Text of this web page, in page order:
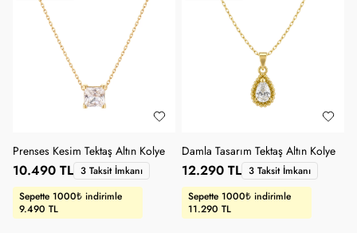
Prenses Kesim Tektaş Altın Kolye
Sepette 1000₺ indirimle
9.490 TL
10.490 TL 3 Taksit İmkanı
Damla Tasarım Tektaş Altın Kolye
Sepette 1000₺ indirimle
11.290 TL
12.290 TL 3 Taksit İmkanı